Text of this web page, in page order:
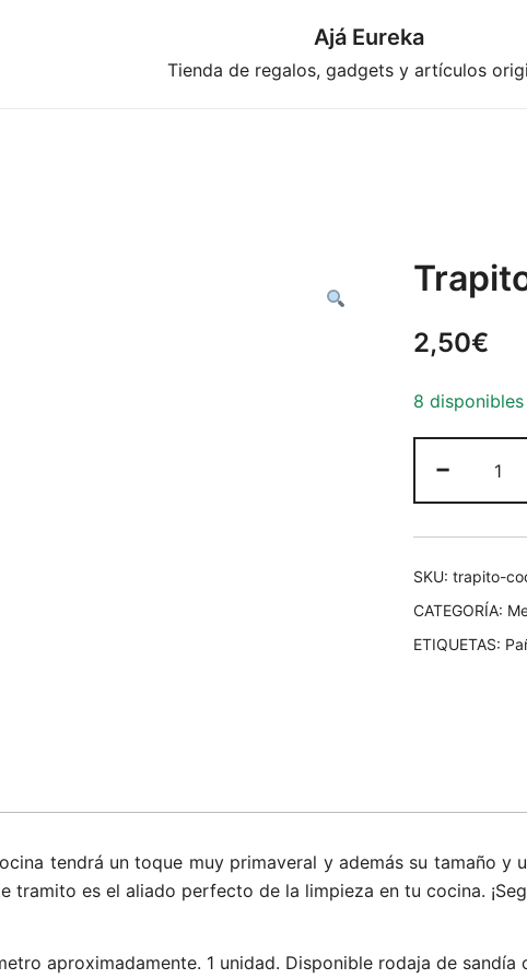
Ajá Eureka
Tienda de regalos, gadgets y artículos
2,50€
8 disponibles
-
SKU: trapito-
CATEGORÍA:
ETIQUETAS:
tendrá un toque muy primaveral y además su tamaño y
tramito es el aliado perfecto de la limpieza en tu cocina.
aproximadamente. 1 unidad. Disponible rodaja de sandía